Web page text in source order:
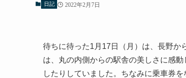
日記 2022年2月7日
待ちに待った1月17日（月）は、長野か
は、丸の内側からの駅舎の美しさに感
したりしていました。ちなみに乗車券